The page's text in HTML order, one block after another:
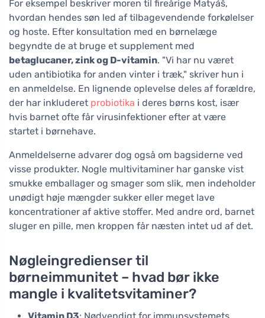
For eksempel beskriver moren til fireårige Matyáš,
hvordan hendes søn led af tilbagevendende forkølelser
og hoste. Efter konsultation med en børnelæge
begyndte de at bruge et supplement med
betaglucaner, zink og D-vitamin. "Vi har nu været
uden antibiotika for anden vinter i træk," skriver hun i
en anmeldelse. En lignende oplevelse deles af forældre,
der har inkluderet probiotika i deres børns kost, især
hvis barnet ofte får virusinfektioner efter at være
startet i børnehave.
Anmeldelserne advarer dog også om bagsiderne ved
visse produkter. Nogle multivitaminer har ganske vist
smukke emballager og smager som slik, men indeholder
unødigt høje mængder sukker eller meget lave
koncentrationer af aktive stoffer. Med andre ord, barnet
sluger en pille, men kroppen får næsten intet ud af det.
Nøgleingredienser til
børneimmunitet – hvad bør ikke
mangle i kvalitetsvitaminer?